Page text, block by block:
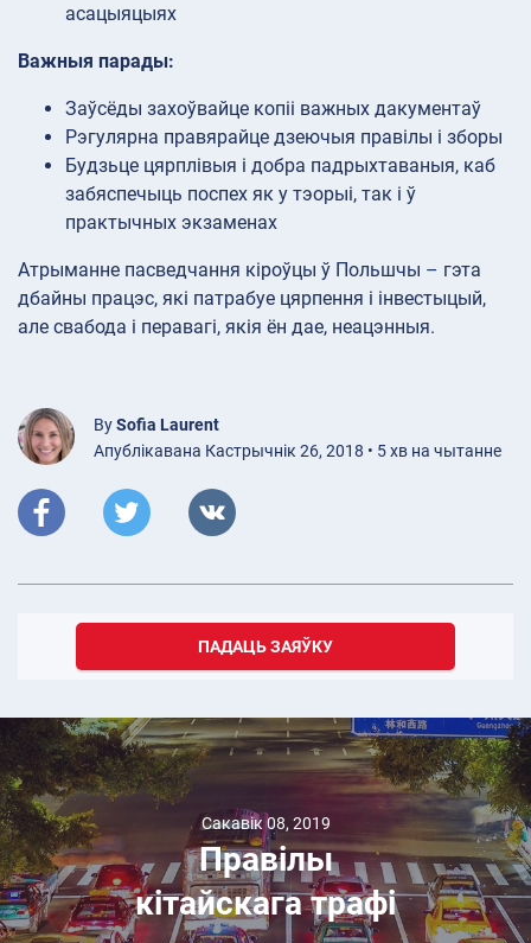
асацыяцыях
Важныя парады:
Заўсёды захоўвайце копіі важных дакументаў
Рэгулярна правярайце дзеючыя правілы і зборы
Будзьце цярплівыя і добра падрыхтаваныя, каб
забяспечыць поспех як у тэорыі, так і ў
практычных экзаменах
Атрыманне пасведчання кіроўцы ў Польшчы – гэта
дбайны працэс, які патрабуе цярпення і інвестыцый,
але свабода і перавагі, якія ён дае, неацэнныя.
BySofia Laurent
Апублікавана Кастрычнік 26, 2018 • 5 хв на чытанне
ПАДАЦЬ ЗАЯЎКУ
Сакавік 08, 2019
Правілы
кітайскага трафі